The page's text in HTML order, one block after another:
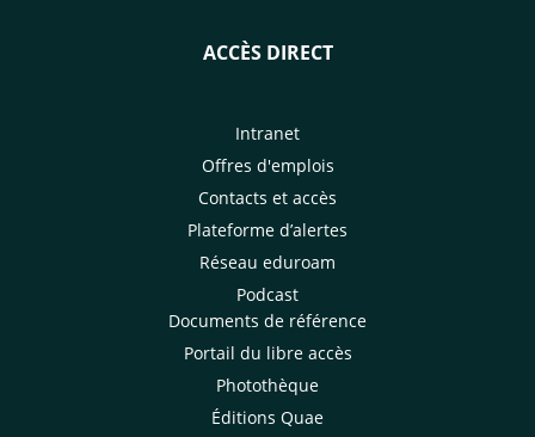
ACCÈS DIRECT
Intranet
Offres d'emplois
Contacts et accès
Plateforme d’alertes
Réseau eduroam
Podcast
Documents de référence
Portail du libre accès
Photothèque
Éditions Quae